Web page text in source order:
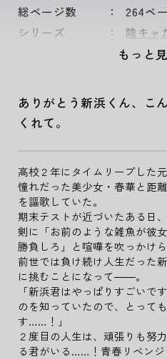
総ページ数
264ペ
シリーズ
陰キャ
もっと
ありがとう新浜くん、こ
くれて。
高校２年にタイムリープした
憧れだった美少女・春華と距
を謳歌していた。
期末テストが近づいたある日
剣に「お前のような雑魚が彼
勝負しろ」と喧嘩を吹っかけら
前世では負け続け人生だった
に挑むことになって――。
「新浜君はやっぱりすごい
のを知っていたので、とって
す……！」
２度目の人生は、頑張りも努
る君がいる……！青春リベンジ